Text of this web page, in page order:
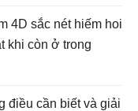
4D sắc nét hiếm hoi
khi còn ở trong
điều cần biết và giải